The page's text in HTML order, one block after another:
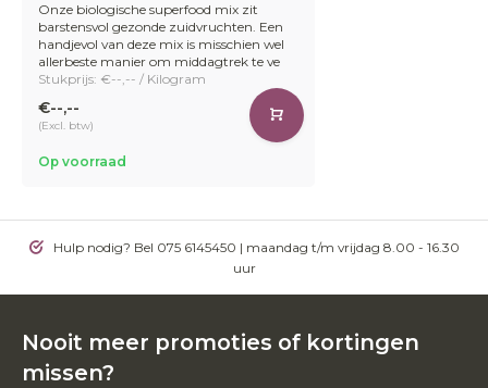
Onze biologische superfood mix zit
barstensvol gezonde zuidvruchten. Een
handjevol van deze mix is misschien wel
allerbeste manier om middagtrek te ve
Stukprijs: €--,-- / Kilogram
€--,--
(Excl. btw)
Op voorraad
Hulp nodig? Bel 075 6145450 | maandag t/m vrijdag 8.00 - 16.30
uur
Nooit meer promoties of kortingen
missen?